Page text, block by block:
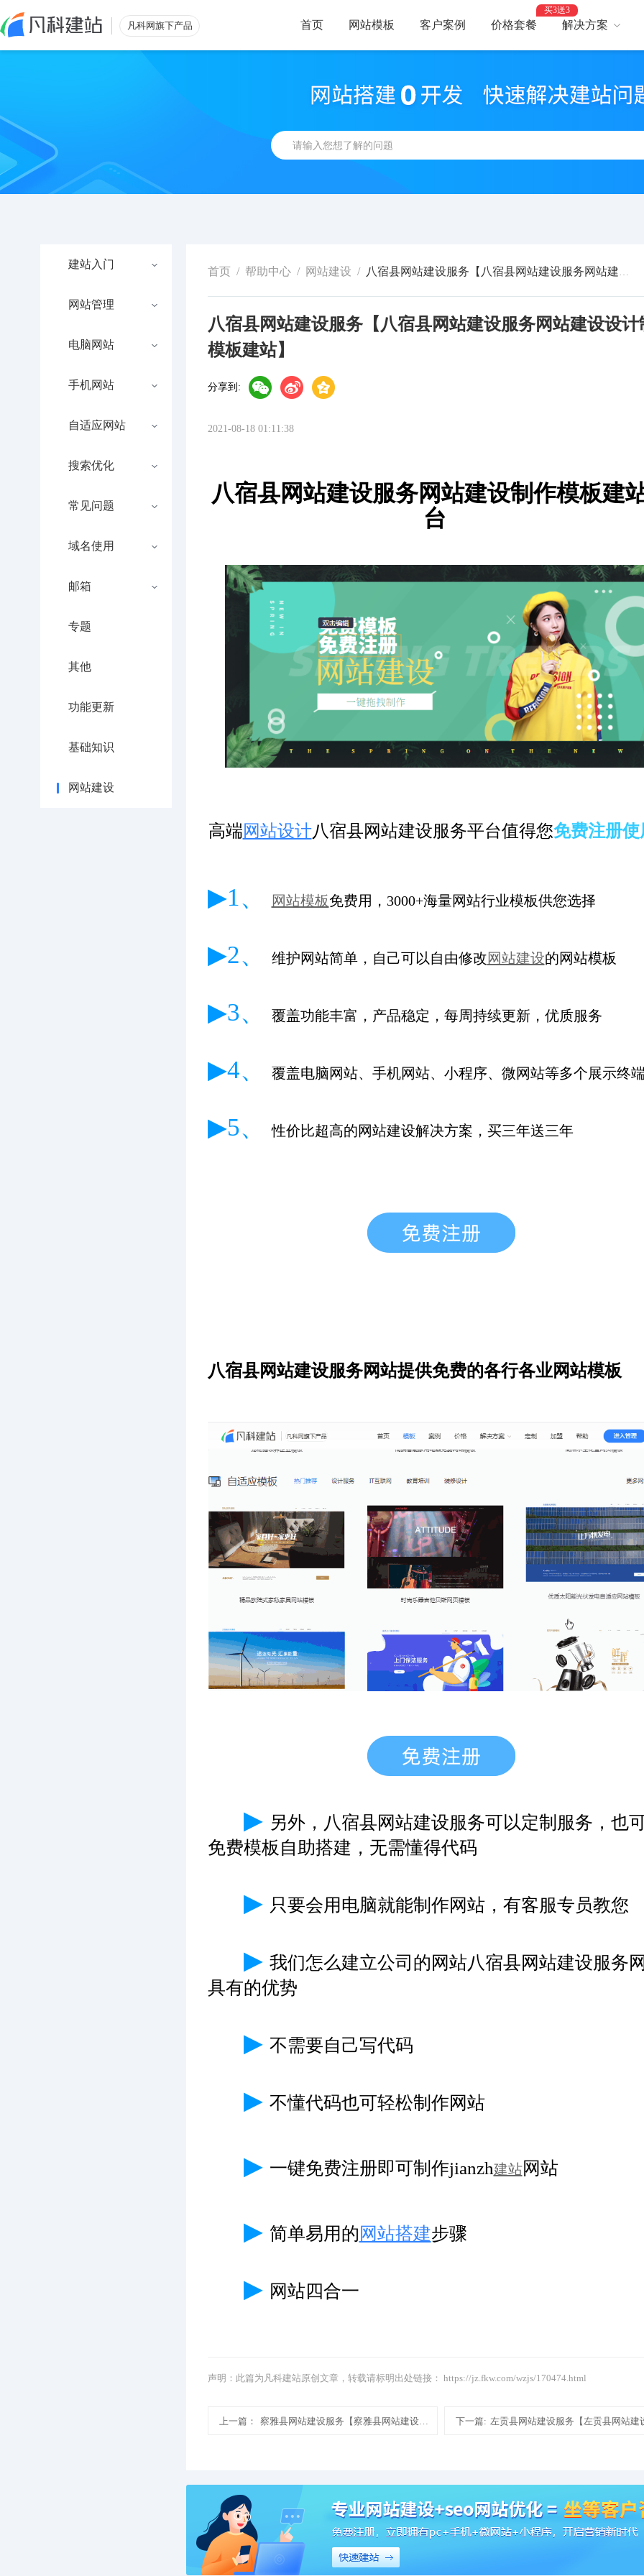
凡科网旗下产品 首页 网站模板 客户案例 价格套餐
买3送3
解决方案
智能建站，高效优化 助力
建站入门
网站管理
电脑网站
手机网站
自适应网站
搜索优化
常见问题
域名使用
邮箱
专题
其他
功能更新
基础知识
网站建设
首页 / 帮助中心 / 网站建设 / 八宿县网站建设服务【八宿县网站建设服务网站建设
八宿县网站建设服务【八宿县网站建设服务网站建设设计
模板建站】
分享到:
2021-08-18 01:11:38
八宿县网站建设服务网站建设制作模板建
台
高端网站设计八宿县网站建设服务平台值得您免费注册使
▶1、 网站模板免费用，3000+海量网站行业模板供您选择
▶2、 维护网站简单，自己可以自由修改网站建设的网站模板
▶3、 覆盖功能丰富，产品稳定，每周持续更新，优质服务
▶4、 覆盖电脑网站、手机网站、小程序、微网站等多个展示终
▶5、性价比超高的网站建设解决方案，买三年送三年
八宿县网站建设服务网站提供免费的各行各业网站模板
▶ 另外，八宿县网站建设服务可以定制服务，也
免费模板自助搭建，无需懂得代码
▶ 只要会用电脑就能制作网站，有客服专员教您
▶ 我们怎么建立公司的网站八宿县网站建设服务
具有的优势
▶ 不需要自己写代码
▶ 不懂代码也可轻松制作网站
▶ 一键免费注册即可制作jianzh建站网站
▶ 简单易用的 网站搭建步骤
▶ 网站四合一
声明：此篇为凡科建站原创文章，转载请标明出处链接： https://jz.fkw.com/wzjs/170474.html
上一篇： 察雅县网站建设服务【察雅县网站建设服务网站建设设计制作模板建站】
下一篇: 左贡县网站建设服务【左贡县网站